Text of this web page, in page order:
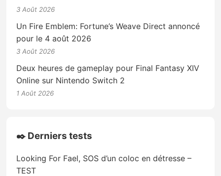
3 Août 2026
Un Fire Emblem: Fortune’s Weave Direct annoncé
pour le 4 août 2026
3 Août 2026
Deux heures de gameplay pour Final Fantasy XIV
Online sur Nintendo Switch 2
1 Août 2026
✒️ Derniers tests
Looking For Fael, SOS d’un coloc en détresse –
TEST